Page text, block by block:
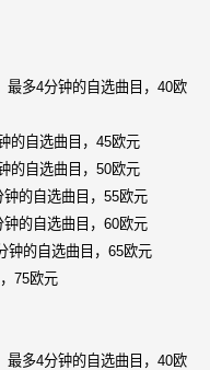
最多4分钟的自选曲目，40欧
的自选曲目，45欧元
的自选曲目，50欧元
的自选曲目，55欧元
的自选曲目，60欧元
钟的自选曲目，65欧元
75欧元
最多4分钟的自选曲目，40欧